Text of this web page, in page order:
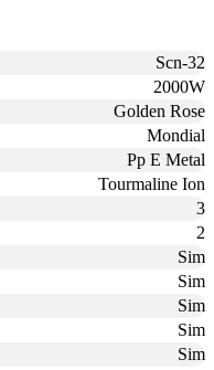
Scn-32
2000W
Golden Rose
Mondial
Pp E Metal
Tourmaline Ion
3
2
Sim
Sim
Sim
Sim
Sim